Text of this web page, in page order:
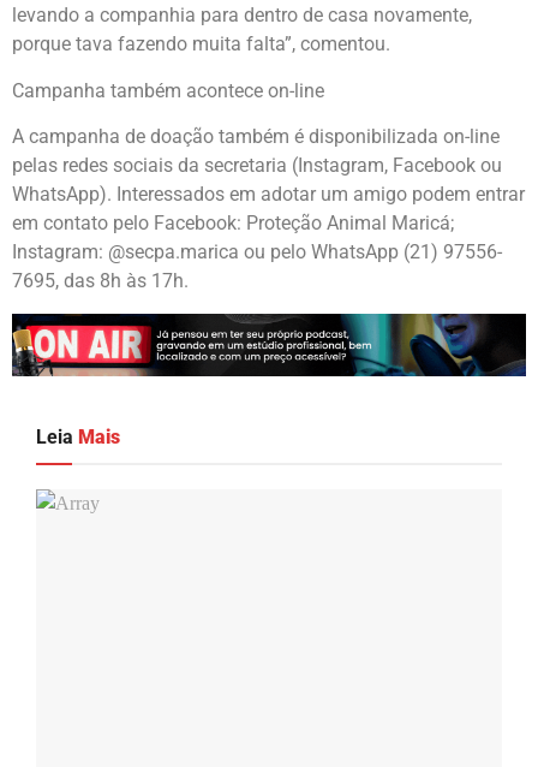
levando a companhia para dentro de casa novamente,
porque tava fazendo muita falta”, comentou.
Campanha também acontece on-line
A campanha de doação também é disponibilizada on-line
pelas redes sociais da secretaria (Instagram, Facebook ou
WhatsApp). Interessados em adotar um amigo podem entrar
em contato pelo Facebook: Proteção Animal Maricá;
Instagram: @secpa.marica ou pelo WhatsApp (21) 97556-
7695, das 8h às 17h.
Leia Mais